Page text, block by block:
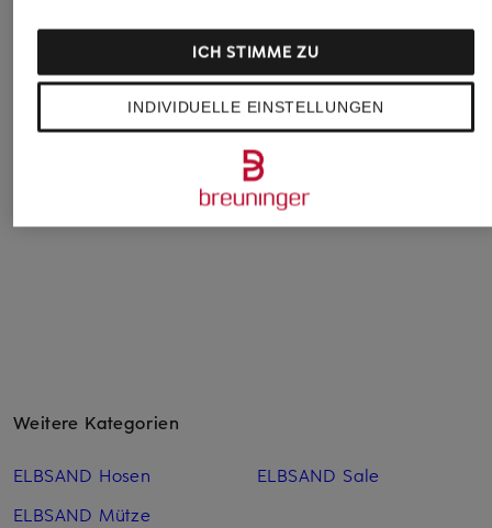
American Vintage
Sweatpants ATUBAY
POLO RALPH
Hose
CHF 129
Ursprünglich:CHF 235
Juvia
Sweatpants
Weitere Kategorien
ELBSAND Hosen
ELBSAND Mütze
ELBSAND Sale
INDIVIDUELLE EINSTELLUNGEN
ICH STIMME ZU